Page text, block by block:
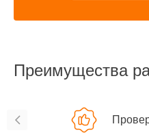
Преимущества